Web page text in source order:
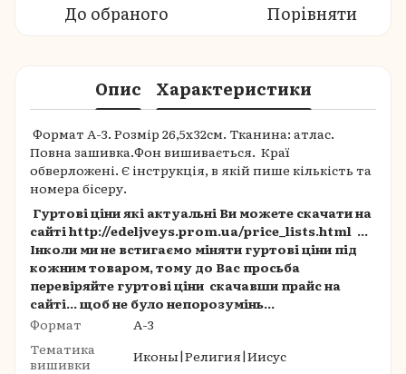
До обраного Порівняти
Опис Характеристики
Формат А-3. Розмір 26,5х32см. Тканина: атлас.
Повна зашивка.Фон вишивається. Краї
обверложені. Є інструкція, в якій пише кількість та
номера бісеру.
Гуртові ціни які актуальні Ви можете скачати на
сайті http://edeljveys.prom.ua/price_lists.html ...
Інколи ми не встигаємо міняти гуртові ціни під
кожним товаром, тому до Вас просьба
перевіряйте гуртові ціни скачавши прайс на
сайті... щоб не було непорозумінь...
Формат
A-3
Тематика
вишивки
Иконы|Религия|Иисус